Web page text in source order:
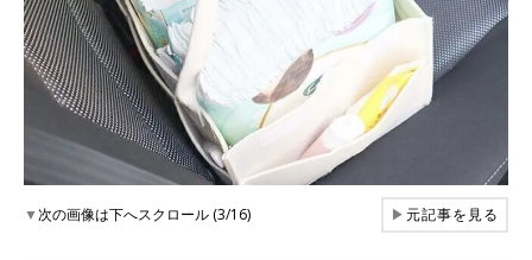
▼次の画像は下へスクロール (3/16) ▶元記事を見る